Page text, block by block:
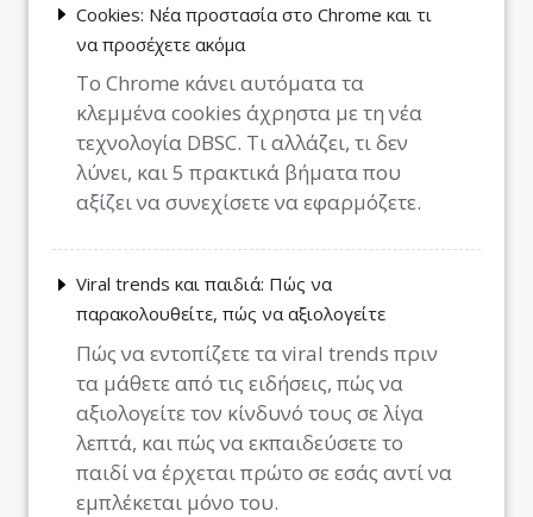
Cookies: Νέα προστασία στο Chrome και τι
να προσέχετε ακόμα
Το Chrome κάνει αυτόματα τα
κλεμμένα cookies άχρηστα με τη νέα
τεχνολογία DBSC. Τι αλλάζει, τι δεν
λύνει, και 5 πρακτικά βήματα που
αξίζει να συνεχίσετε να εφαρμόζετε.
Viral trends και παιδιά: Πώς να
παρακολουθείτε, πώς να αξιολογείτε
Πώς να εντοπίζετε τα viral trends πριν
τα μάθετε από τις ειδήσεις, πώς να
αξιολογείτε τον κίνδυνό τους σε λίγα
λεπτά, και πώς να εκπαιδεύσετε το
παιδί να έρχεται πρώτο σε εσάς αντί να
εμπλέκεται μόνο του.